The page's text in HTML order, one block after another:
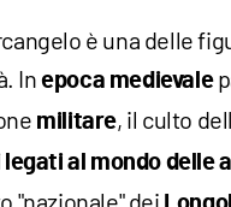
è una delle
Inepoca medievale
militare, il culto
al mondo delle